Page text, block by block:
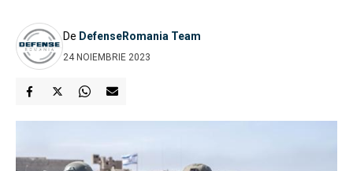
De DefenseRomania Team
24 NOIEMBRIE 2023